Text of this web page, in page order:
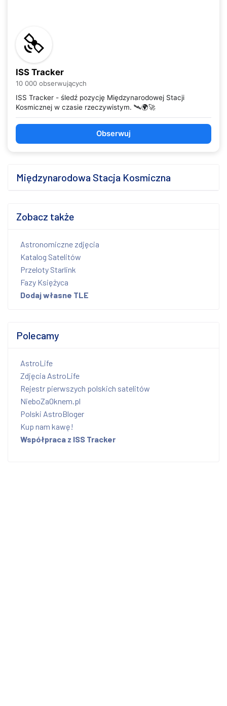
ISS Tracker
10 000 obserwujących
ISS Tracker - śledź pozycję Międzynarodowej Stacji
Kosmicznej w czasie rzeczywistym. 🛰️🌍🚀
Obserwuj
Międzynarodowa Stacja Kosmiczna
Zobacz także
Astronomiczne zdjęcia
Katalog Satelitów
Przeloty Starlink
Fazy Księżyca
Dodaj własne TLE
Polecamy
AstroLife
Zdjęcia AstroLife
Rejestr pierwszych polskich satelitów
NieboZaOknem.pl
Polski AstroBloger
Kup nam kawę!
Współpraca z ISS Tracker